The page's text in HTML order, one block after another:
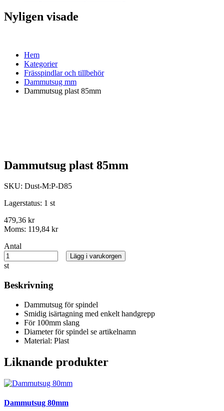
Nyligen visade
Hem
Kategorier
Frässpindlar och tillbehör
Dammutsug mm
Dammutsug plast 85mm
Dammutsug plast 85mm
SKU: Dust-M:P-D85
Lagerstatus: 1 st
479,36 kr
Moms: 119,84 kr
Antal
st
Lägg i varukorgen
Beskrivning
Dammutsug för spindel
Smidig isärtagning med enkelt handgrepp
För 100mm slang
Diameter för spindel se artikelnamn
Material: Plast
Liknande produkter
Dammutsug 80mm